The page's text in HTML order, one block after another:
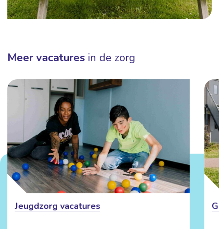
Meer vacatures in de zorg
Jeugdzorg vacatures